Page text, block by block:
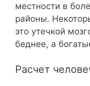
местности в
районы.
это утечкой
беднее, а
Расчет